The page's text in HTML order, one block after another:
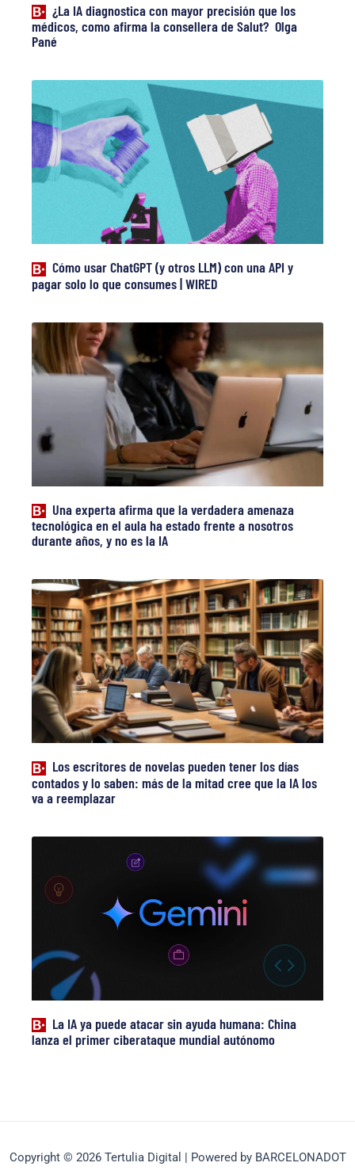
¿La IA diagnostica con mayor precisión que los
médicos, como afirma la consellera de Salut? Olga
Pané
Cómo usar ChatGPT (y otros LLM) con una API y
pagar solo lo que consumes | WIRED
Una experta afirma que la verdadera amenaza
tecnológica en el aula ha estado frente a nosotros
durante años, y no es la IA
Los escritores de novelas pueden tener los días
contados y lo saben: más de la mitad cree que la IA los
va a reemplazar
La IA ya puede atacar sin ayuda humana: China
lanza el primer ciberataque mundial autónomo
Copyright © 2026 Tertulia Digital | Powered by BARCELONADOT